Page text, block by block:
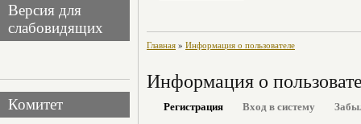
Версия для
слабовидящих
Комитет
Главная » Информация о пользователе
Информация о
Регистрация Вход в систему